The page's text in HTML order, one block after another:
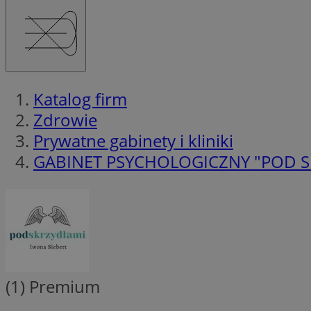
Katalog firm
Zdrowie
Prywatne gabinety i kliniki
GABINET PSYCHOLOGICZNY "POD
(1) Premium